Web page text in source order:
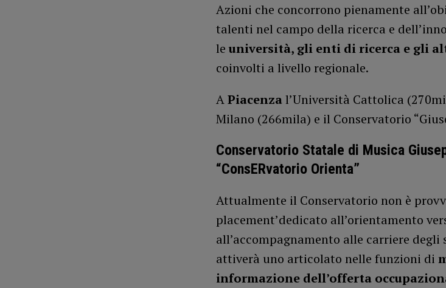
Azioni che concorrono pienamente
talenti nel campo della ricerca e
le università, gli enti di ricerca e gli
coinvolti a livello regionale.
APiacenzal’Università Cattolica
Milano (266mila) e il Conservatorio
Conservatorio Statale di Musica
“ConsERvatorio Orienta”
Attualmente il Conservatorio non è
placement’dedicato all’orientamento
all’accompagnamento alle carriere degli
attiverà uno articolato nelle funzioni di
informazione dell’offerta